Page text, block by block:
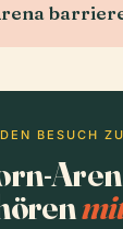
BESUCH